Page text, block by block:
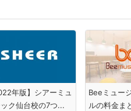
年版】シアーミュ
ク仙台校の7つ...
Beeミュー
ルの料金ま